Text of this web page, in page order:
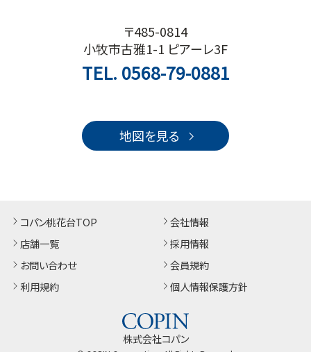
〒485-0814
小牧市古雅1-1 ピアーレ3F
TEL. 0568-79-0881
地図を見る
コパン桃花台TOP
店舗一覧
お問い合わせ
利用規約
会社情報
採用情報
会員規約
個人情報保護方針
株式会社コパン